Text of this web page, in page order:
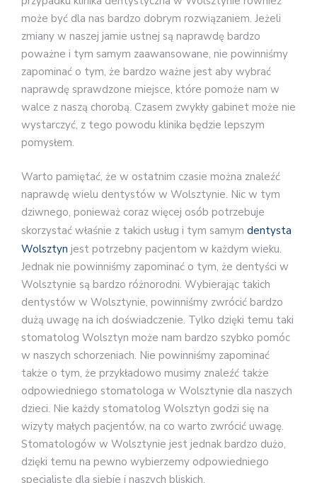
może być dla nas bardzo dobrym rozwiązaniem. Jeżeli
zmiany w naszej jamie ustnej są naprawdę bardzo
poważne i tym samym zaawansowane, nie powinniśmy
zapominać o tym, że bardzo ważne jest aby wybrać
naprawdę sprawdzone miejsce, które pomoże nam w
walce z naszą chorobą. Czasem zwykły gabinet może nie
wystarczyć, z tego powodu klinika będzie lepszym
pomysłem.
Warto pamiętać, że w ostatnim czasie można znaleźć
naprawdę wielu dentystów w Wolsztynie. Nic w tym
dziwnego, ponieważ coraz więcej osób potrzebuje
skorzystać właśnie z takich usług i tym samym dentysta
Wolsztyn jest potrzebny pacjentom w każdym wieku.
Jednak nie powinniśmy zapominać o tym, że dentyści w
Wolsztynie są bardzo różnorodni. Wybierając takich
dentystów w Wolsztynie, powinniśmy zwrócić bardzo
dużą uwagę na ich doświadczenie. Tylko dzięki temu taki
stomatolog Wolsztyn może nam bardzo szybko pomóc
w naszych schorzeniach. Nie powinniśmy zapominać
także o tym, że przykładowo musimy znaleźć także
odpowiedniego stomatologa w Wolsztynie dla naszych
dzieci. Nie każdy stomatolog Wolsztyn godzi się na
wizyty małych pacjentów, na co warto zwrócić uwagę.
Stomatologów w Wolsztynie jest jednak bardzo dużo,
dzięki temu na pewno wybierzemy odpowiedniego
specjalistę dla siebie i naszych bliskich.